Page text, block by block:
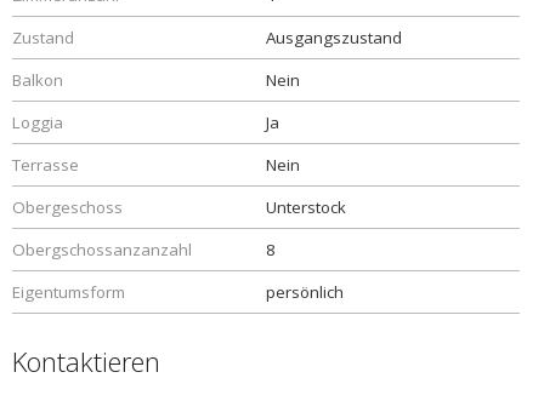
Zustand
Ausgangszustand
Balkon
Nein
Loggia
Ja
Terrasse
Nein
Obergeschoss
Unterstock
Obergschossanzanzahl
8
Eigentumsform
persönlich
Kontaktieren